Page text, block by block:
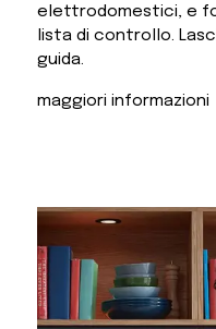
elettrodomestici, e
lista di controllo.
guida.
maggiori informazioni